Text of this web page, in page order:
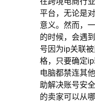
平台，无论是
意义。然而，
的时候，会遇
号因为ip关联
格，只要确定
电脑都禁连其
助解决账号安
的卖家可以从